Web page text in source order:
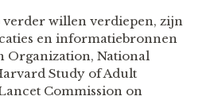
verder willen verdiepen, zijn
en informatiebronnen
Organization, National
Study of Adult
Commission on